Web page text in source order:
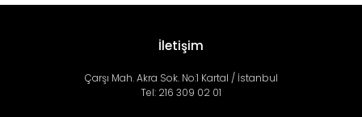
İletişim
Çarşı Mah. Akra Sok. No:1 Kartal / İstanbul
Tel: 216 309 02 01